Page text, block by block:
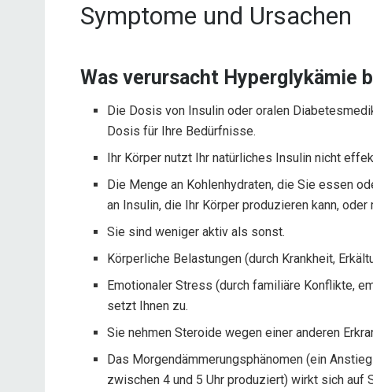
Symptome und Ursachen
Was verursacht Hyperglykämie
Die Dosis von Insulin oder oralen
Dosis für Ihre Bedürfnisse.
Ihr Körper nutzt Ihr natürliches Insulin nicht
Die Menge an Kohlenhydraten, die Sie essen
an Insulin, die Ihr Körper produzieren kann,
Sie sind weniger aktiv als sonst.
Körperliche Belastungen (durch Krankheit,
Emotionaler Stress (durch familiäre Konflikte,
setzt Ihnen zu.
Sie nehmen Steroide wegen einer anderen
Das Morgendämmerungsphänomen (ein
zwischen 4 und 5 Uhr produziert) wirkt sich auf